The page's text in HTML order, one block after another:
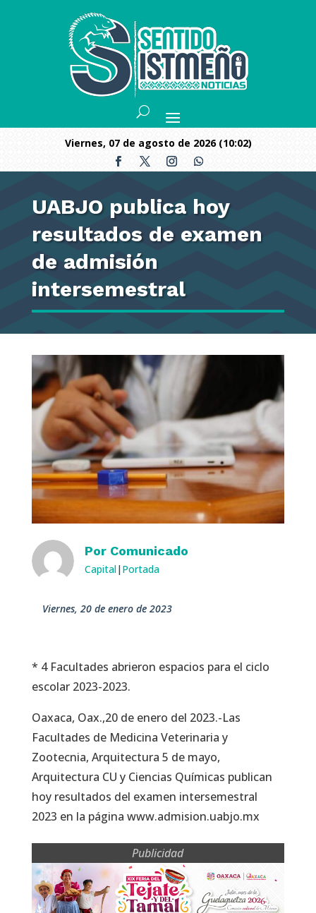
viernes, 07 de agosto de 2026 (10:02)
UABJO publica hoy
resultados de examen
de admisión
intersemestral
Por Comunicado
Capital| Portada
viernes, 20 de enero de 2023
* 4 Facultades abrieron espacios para el ciclo
escolar 2023-2023.
Oaxaca, Oax.,20 de enero del 2023.-Las
Facultades de Medicina Veterinaria y
Zootecnia, Arquitectura 5 de mayo,
Arquitectura CU y Ciencias Químicas publican
hoy resultados del examen intersemestral
2023 en la página www.admision.uabjo.mx
Publicidad